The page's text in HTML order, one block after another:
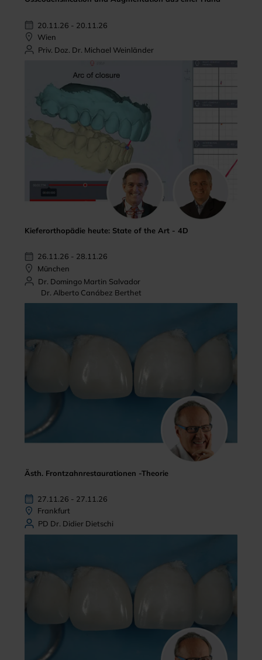
20.11.26 - 20.11.26
Wien
Priv. Doz. Dr. Michael Weinländer
Kieferorthopädie heute: State of the Art - 4D
26.11.26 - 28.11.26
München
Dr. Domingo Martin Salvador
Dr. Alberto Canábez Berthet
Ästh. Frontzahnrestaurationen -Theorie
27.11.26 - 27.11.26
Frankfurt
PD Dr. Didier Dietschi